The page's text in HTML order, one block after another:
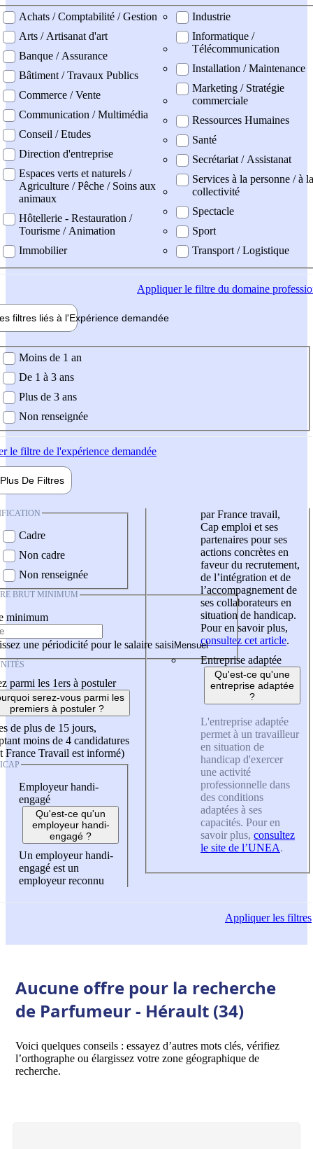
professionel
Achats / Comptabilité / Gestion
Arts / Artisanat d'art
Banque / Assurance
Bâtiment / Travaux Publics
Commerce / Vente
Communication / Multimédia
Conseil / Etudes
Direction d'entreprise
Espaces verts et naturels /
Agriculture / Pêche / Soins aux
animaux
Hôtellerie - Restauration /
Tourisme / Animation
Immobilier
Industrie
Informatique /
Télécommunication
Installation / Maintenance
Marketing / Stratégie
commerciale
Ressources Humaines
Santé
Secrétariat / Assistanat
Services à la personne / à la
collectivité
Spectacle
Sport
Transport / Logistique
Appliquerle filtre du domaine
filtres liés à l'Expérience demandée
demandée
Moins de 1 an
De 1 à 3 ans
Plus de 3 ans
Non renseignée
le filtre de l'expérience demandée
Plus De Filtres
Cadre
Non cadre
Non renseignée
BRUT MINIMUM
minimum
une périodicité pour le salaire saisi
parmi les 1ers à postuler
serez-vous parmi les
premiers à postuler ?
de plus de 15 jours,
moins de 4 candidatures
France Travail est informé)
Employeur handi-
engagé
Qu'est-ce qu'un
employeur handi-
engagé ?
Un employeur handi-
engagé est un
employeur reconnu
par France travail,
Cap emploi et ses
partenaires pour ses
actions concrètes en
faveur du recrutement,
de l’intégration et de
l’accompagnement de
ses collaborateurs en
situation de handicap.
Pour en savoir plus,
consultez cet article.
Entreprise adaptée
Qu'est-ce qu'une
entreprise adaptée
?
L'entreprise adaptée
permet à un travailleur
en situation de
handicap d'exercer
une activité
professionnelle dans
des conditions
adaptées à ses
capacités. Pour en
savoir plus, consultez
le site de l’UNEA.
Appliquerles filtres
Aucune offre pour la recherche
de Parfumeur - Hérault (34)
Voici quelques conseils : essayez d’autres mots clés, vérifiez
l’orthographe ou élargissez votre zone géographique de
recherche.